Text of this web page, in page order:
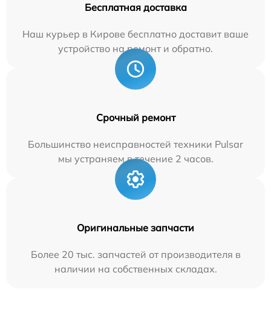
Бесплатная доставка
Наш курьер в Кирове бесплатно доставит ваше
устройство на ремонт и обратно.
Срочный ремонт
Большинство неисправностей техники Pulsar
мы устраняем в течение 2 часов.
Оригинальные запчасти
Более 20 тыс. запчастей от производителя в
наличии на собственных складах.